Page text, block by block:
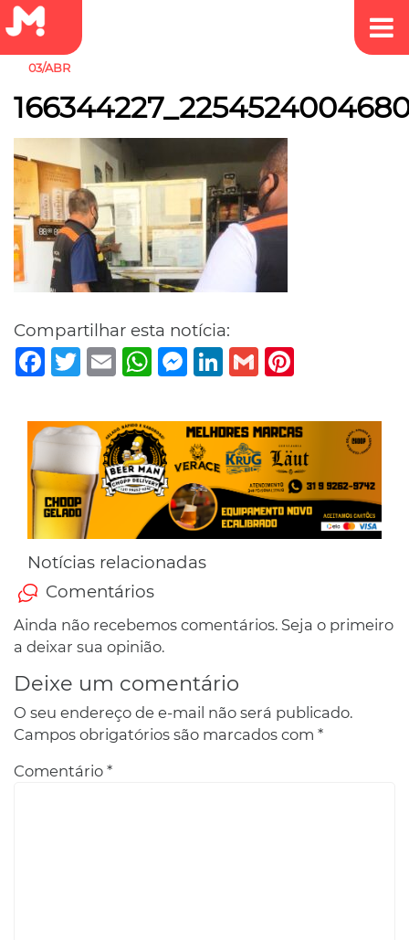
03/ABR
Compartilhar esta notícia:
Facebook
TwitterEmail WhatsAppMessenger
LinkedIn
Gmail
Notícias relacionadas
Comentários
Ainda não recebemos comentários. Seja o primeiro
a deixar sua opinião.
Deixe um comentário
O seu endereço de e-mail não será publicado.
Campos obrigatórios são marcados com *
Comentário *